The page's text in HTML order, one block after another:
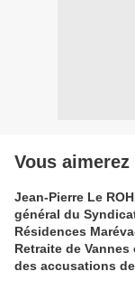
Vous aimerez
Jean-Pierre Le
général du
Résidences
Retraite de
des accusations